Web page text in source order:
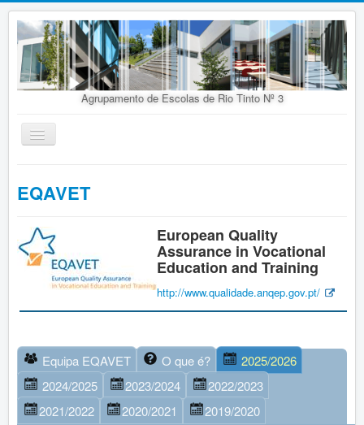
Agrupamento de Escolas de Rio Tinto Nº 3
Ativar/Desativar
navegação
Agrupamento
Organização
Doc. Orientadores
Oferta Educativa
Alunos
Concursos
Vida Escolar
Contactos
EQAVET
European Quality
Assurance in Vocational
Education and Training
http://www.qualidade.anqep.gov.pt/
Equipa EQAVET O que é?
2025/2026
2024/2025
2023/2024
2022/2023
2021/2022
2020/2021 2019/2020